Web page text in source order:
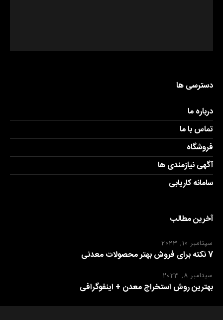
دسترسی ها
درباره ما
تماس با ما
فروشگاه
آگهی نیازمندی ها
سامانه کاریابی
آخرین مطالب
سپتامبر 10, 2023
7 نکته برای فروش بهتر محصولات معدنی
سپتامبر 8, 2023
بهترین روش استخراج معدن + اینفوگرافی